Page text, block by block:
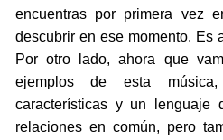
encuentras por primera vez
descubrir en ese momento. Es
Por otro lado, ahora que
ejemplos de esta
características y un lenguaje
relaciones en común, pero